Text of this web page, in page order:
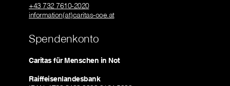
+43 732 7610-2020
information(at)caritas-ooe.at
Spendenkonto
Caritas für Menschen in Not
Raiffeisenlandesbank